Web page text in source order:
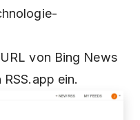
von Bing News
ein.